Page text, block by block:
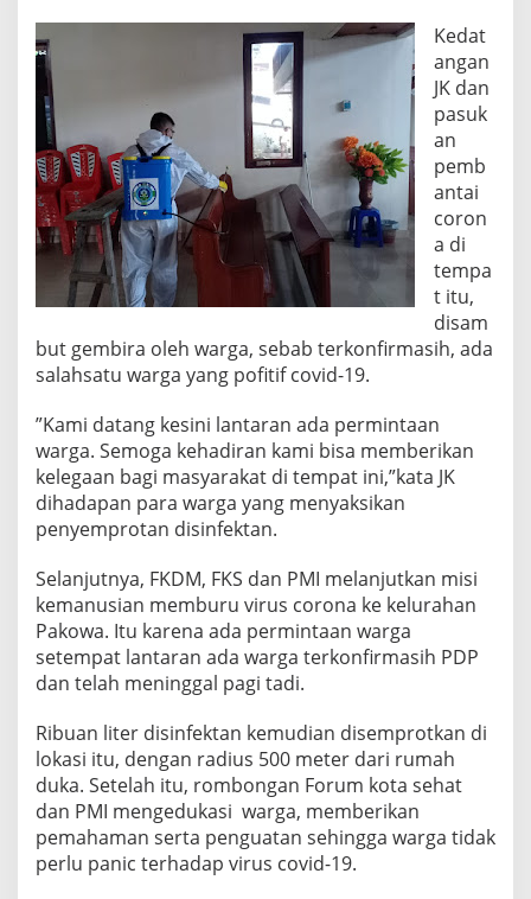
Kedat
angan
JK dan
pasuk
an
pemb
antai
coron
a di
tempa
t itu,
disam
but gembira oleh warga, sebab terkonfirmasih, ada
salahsatu warga yang pofitif covid-19.
”Kami datang kesini lantaran ada permintaan
warga. Semoga kehadiran kami bisa memberikan
kelegaan bagi masyarakat di tempat ini,”kata JK
dihadapan para warga yang menyaksikan
penyemprotan disinfektan.
Selanjutnya, FKDM, FKS dan PMI melanjutkan misi
kemanusian memburu virus corona ke kelurahan
Pakowa. Itu karena ada permintaan warga
setempat lantaran ada warga terkonfirmasih PDP
dan telah meninggal pagi tadi.
Ribuan liter disinfektan kemudian disemprotkan di
lokasi itu, dengan radius 500 meter dari rumah
duka. Setelah itu, rombongan Forum kota sehat
dan PMI mengedukasi warga, memberikan
pemahaman serta penguatan sehingga warga tidak
perlu panic terhadap virus covid-19.